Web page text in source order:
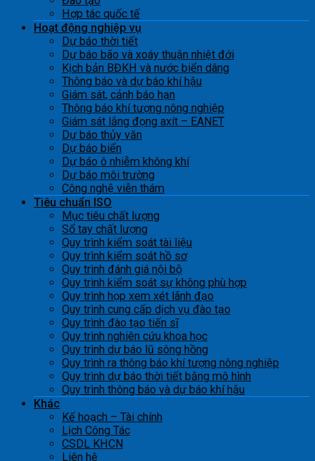
Hợp tác quốc tế
Hoạt động nghiệp vụ
Dự báo thời tiết
Dự báo bão và xoáy thuận nhiệt đới
Kịch bản BĐKH và nước biển dâng
Thông báo và dự báo khí hậu
Giám sát, cảnh báo hạn
Thông báo khí tượng nông nghiệp
Giám sát lắng đọng axít – EANET
Dự báo thủy văn
Dự báo biển
Dự báo ô nhiễm không khí
Dự báo môi trường
Công nghệ viễn thám
Tiêu chuẩn ISO
Mục tiêu chất lượng
Sổ tay chất lượng
Quy trình kiểm soát tài liệu
Quy trình kiểm soát hồ sơ
Quy trình đánh giá nội bộ
Quy trình kiểm soát sự không phù hợp
Quy trình họp xem xét lãnh đạo
Quy trình cung cấp dịch vụ đào tạo
Quy trình đào tạo tiến sĩ
Quy trình nghiên cứu khoa học
Quy trình dự báo lũ sông hồng
Quy trình ra thông báo khí tượng nông nghiệp
Quy trình dự báo thời tiết bằng mô hình
Quy trình thông báo và dự báo khí hậu
Khác
Kế hoạch – Tài chính
Lịch Công Tác
CSDL KHCN
Liên hệ